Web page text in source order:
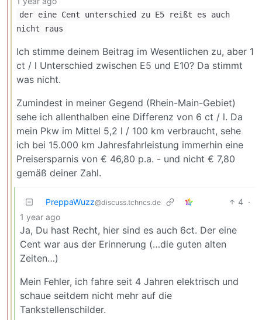
der eine Cent unterschied zu E5 reißt es auch
nicht raus
Ich stimme deinem Beitrag im Wesentlichen zu, aber 1
ct / l Unterschied zwischen E5 und E10? Da stimmt
was nicht.
Zumindest in meiner Gegend (Rhein-Main-Gebiet)
sehe ich allenthalben eine Differenz von 6 ct / l. Da
mein Pkw im Mittel 5,2 l / 100 km verbraucht, sehe
ich bei 15.000 km Jahresfahrleistung immerhin eine
Preisersparnis von € 46,80 p.a. - und nicht € 7,80
gemäß deiner Zahl.
PreppaWuzz@discuss.tchncs.de 4 ·
1 year ago
Ja, Du hast Recht, hier sind es auch 6ct. Der eine
Cent war aus der Erinnerung (…die guten alten
Zeiten…)
Mein Fehler, ich fahre seit 4 Jahren elektrisch und
schaue seitdem nicht mehr auf die
Tankstellenschilder.